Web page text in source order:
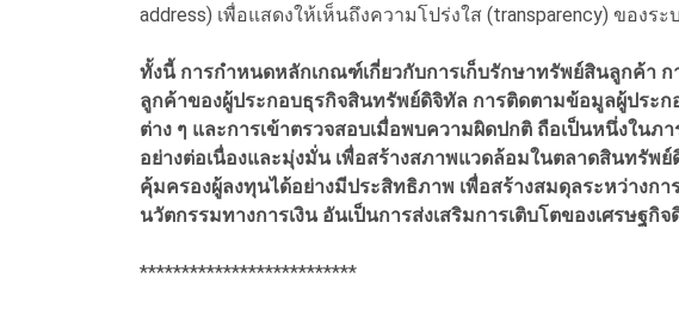
address) เพื่อแสดงให้เห็นถึงความโปร่งใส (transparency) ของ
ทั้งนี้ การกำหนดหลักเกณฑ์เกี่ยวกับการเก็บรักษาทรัพย์สินลูกค้า
ลูกค้าของผู้ประกอบธุรกิจสินทรัพย์ดิจิทัล การติดตามข้อมูลผู้ประ
ต่าง ๆ และการเข้าตรวจสอบเมื่อพบความผิดปกติ ถือเป็นหนึ่งในภ
อย่างต่อเนื่องและมุ่งมั่น เพื่อสร้างสภาพแวดล้อมในตลาดสินทรัพ
คุ้มครองผู้ลงทุนได้อย่างมีประสิทธิภาพ เพื่อสร้างสมดุลระหว่างก
นวัตกรรมทางการเงิน อันเป็นการส่งเสริมการเติบโตของเศรษฐกิ
**************************